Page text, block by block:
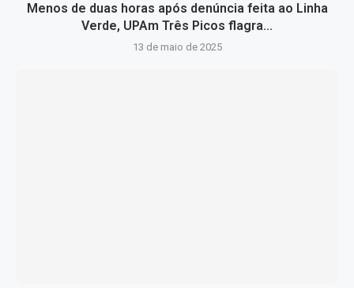
Menos de duas horas após denúncia feita ao Linha
Verde, UPAm Três Picos flagra...
13 de maio de 2025